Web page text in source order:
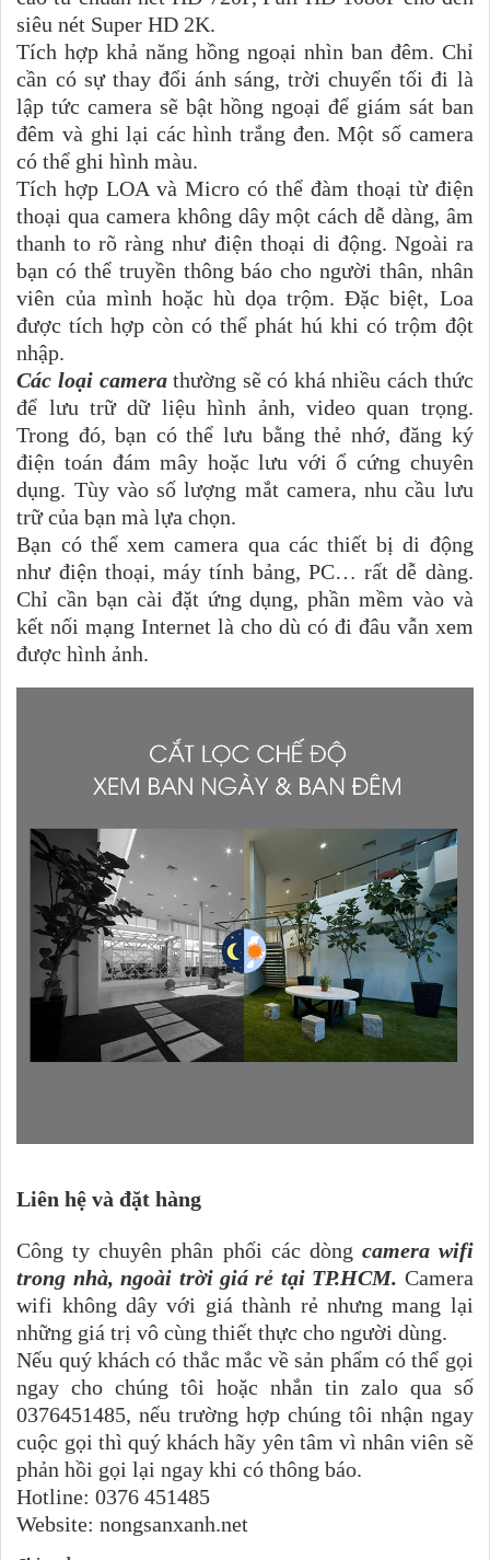
siêu nét Super HD 2K.
Tích hợp khả năng hồng ngoại nhìn ban đêm. Chỉ
cần có sự thay đổi ánh sáng, trời chuyển tối đi là
lập tức camera sẽ bật hồng ngoại để giám sát ban
đêm và ghi lại các hình trắng đen. Một số camera
có thể ghi hình màu.
Tích hợp LOA và Micro có thể đàm thoại từ điện
thoại qua camera không dây một cách dễ dàng, âm
thanh to rõ ràng như điện thoại di động. Ngoài ra
bạn có thể truyền thông báo cho người thân, nhân
viên của mình hoặc hù dọa trộm. Đặc biệt, Loa
được tích hợp còn có thể phát hú khi có trộm đột
nhập.
Các loại camerathường sẽ có khá nhiều cách thức
để lưu trữ dữ liệu hình ảnh, video quan trọng.
Trong đó, bạn có thể lưu bằng thẻ nhớ, đăng ký
điện toán đám mây hoặc lưu với ổ cứng chuyên
dụng. Tùy vào số lượng mắt camera, nhu cầu lưu
trữ của bạn mà lựa chọn.
Bạn có thể xem camera qua các thiết bị di động
như điện thoại, máy tính bảng, PC… rất dễ dàng.
Chỉ cần bạn cài đặt ứng dụng, phần mềm vào và
kết nối mạng Internet là cho dù có đi đâu vẫn xem
được hình ảnh.
Liên hệ và đặt hàng
Công ty chuyên phân phối các dòng camera wifi
trong nhà, ngoài trời giá rẻ tại TP.HCM. Camera
wifi không dây với giá thành rẻ nhưng mang lại
những giá trị vô cùng thiết thực cho người dùng.
Nếu quý khách có thắc mắc về sản phẩm có thể gọi
ngay cho chúng tôi hoặc nhắn tin zalo qua số
0376451485, nếu trường hợp chúng tôi nhận ngay
cuộc gọi thì quý khách hãy yên tâm vì nhân viên sẽ
phản hồi gọi lại ngay khi có thông báo.
Hotline: 0376 451485
Website: nongsanxanh.net­­